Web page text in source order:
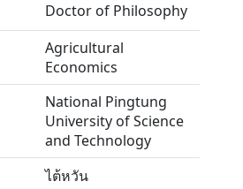
Doctor of Philosophy
Agricultural
Economics
National Pingtung
University of Science
and Technology
ไต้หวัน